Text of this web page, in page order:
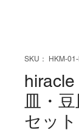
SKU： HKM-
皿・
セッ